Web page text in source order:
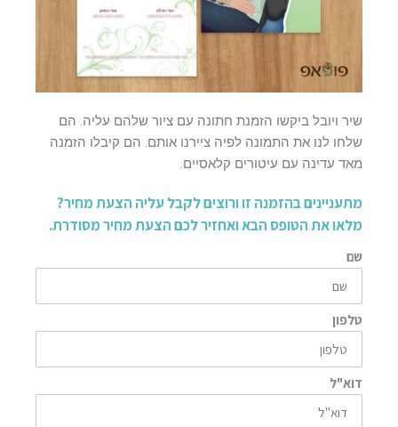
שיר ויובל ביקשו הזמנת חתונה עם ציור שלהם עליה. הם
שלחו לנו את התמונה לפיה ציירנו אותם. הם קיבלו הזמנה
מאד עדינה עם עיטורים קלאסיים.
מתעניינים בהזמנה זו ורוצים לקבל עליה הצעת מחיר?
מלאו את הטופס הבא ואחזיר לכם הצעת מחיר מסודרת.
שם
טלפון
דוא"ל